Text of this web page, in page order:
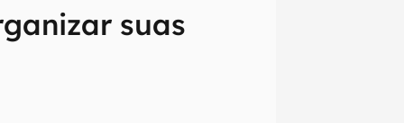
suas
primeira